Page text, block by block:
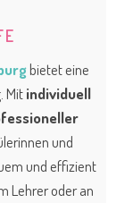
bietet eine
Mitindividuell
und
und effizient
Lehrer oder an